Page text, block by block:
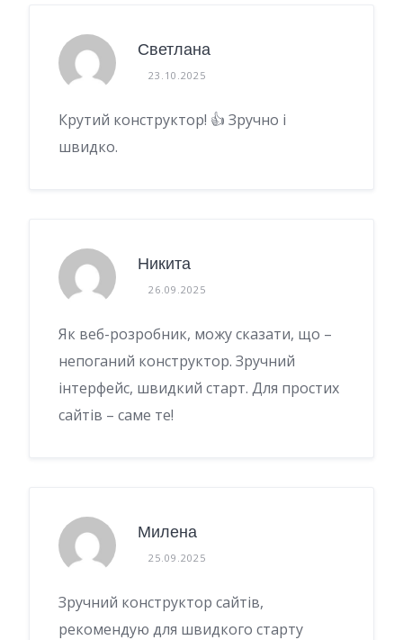
Светлана
23.10.2025
Крутий конструктор! 👍 Зручно і
швидко.
Никита
26.09.2025
Як веб-розробник, можу сказати, що –
непоганий конструктор. Зручний
інтерфейс, швидкий старт. Для простих
сайтів – саме те!
Милена
25.09.2025
Зручний конструктор сайтів,
рекомендую для швидкого старту